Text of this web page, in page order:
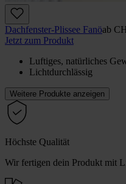
Dachfenster-Plissee Fanöab
Jetzt zum Produkt
Luftiges, natürliches
Lichtdurchlässig
Weitere Produkte anzeigen
Höchste Qualität
Wir fertigen dein Produkt mit